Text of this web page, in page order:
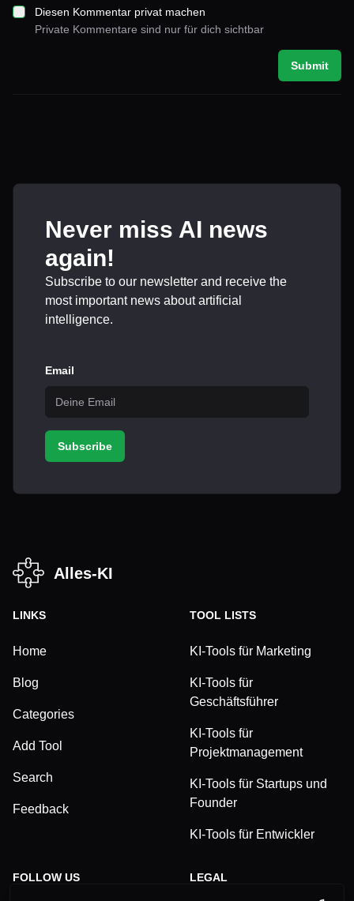
Diesen Kommentar privat machen
Private Kommentare sind nur für dich sichtbar
Submit
Never miss AI news
again!
Subscribe to our newsletter and receive the
most important news about artificial
intelligence.
Email
Subscribe
Alles-KI
LINKS
Home
Blog
Categories
Add Tool
Search
Feedback
TOOL LISTS
KI-Tools für Marketing
KI-Tools für
Geschäftsführer
KI-Tools für
Projektmanagement
KI-Tools für Startups und
Founder
KI-Tools für Entwickler
FOLLOW US LEGAL